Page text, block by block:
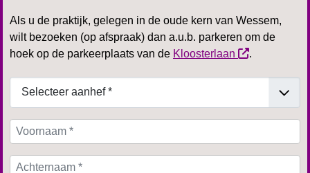
Als u de praktijk, gelegen in de oude kern van Wessem,
wilt bezoeken (op afspraak) dan a.u.b. parkeren om de
hoek op de parkeerplaats van de Kloosterlaan .